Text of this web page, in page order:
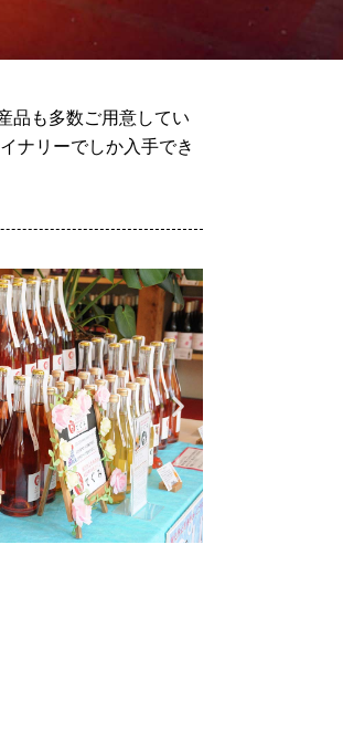
品も多数ご用意してい
ナリーでしか入手でき